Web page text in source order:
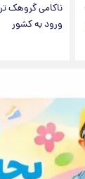
ناکامی گروهک
ورود به کشور